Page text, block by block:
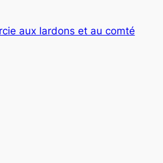
aux lardons et au comté